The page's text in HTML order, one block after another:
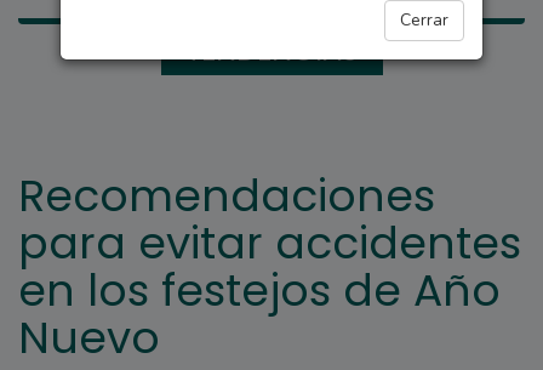
Cerrar
TENDENCIAS
Recomendaciones
para evitar accidentes
en los festejos de Año
Nuevo